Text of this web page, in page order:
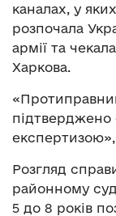
каналах, у
розпочала
армії та
Харкова.
підтверджено
Розгляд
районному
5 до 8 років